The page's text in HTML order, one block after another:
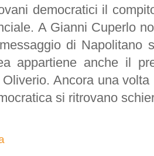
democratici il
A Gianni Cuperlo
di Napolitano
appartiene anche il
Ancora una volta
si ritrovano